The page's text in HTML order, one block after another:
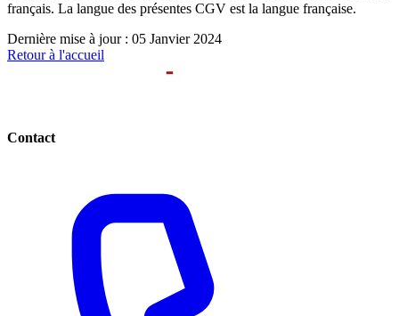
français. La langue des présentes CGV est la langue française.
Dernière mise à jour : 05 Janvier 2024
Retour à l'accueil
Contact